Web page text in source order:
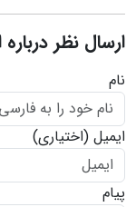
ارسال نظر
نام
ایمیل (اختیاری)
پیام